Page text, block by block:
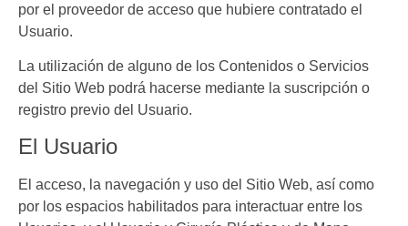
por el proveedor de acceso que hubiere contratado el
Usuario.
La utilización de alguno de los Contenidos o Servicios
del Sitio Web podrá hacerse mediante la suscripción o
registro previo del Usuario.
El Usuario
El acceso, la navegación y uso del Sitio Web, así como
por los espacios habilitados para interactuar entre los